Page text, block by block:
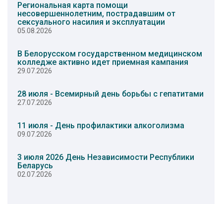
Региональная карта помощи
несовершеннолетним, пострадавшим от
сексуального насилия и эксплуатации
05.08.2026
В Белорусском государственном медицинском
колледже активно идет приемная кампания
29.07.2026
28 июля - Всемирный день борьбы с гепатитами
27.07.2026
11 июля - День профилактики алкоголизма
09.07.2026
3 июля 2026 День Независимости Республики
Беларусь
02.07.2026